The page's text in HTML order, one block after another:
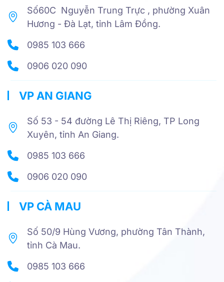
Số60C Nguyễn Trung Trực , phường Xuân
Hương - Đà Lạt, tỉnh Lâm Đồng.
0985 103 666
0906 020 090
VP AN GIANG
Số 53 - 54 đường Lê Thị Riêng, TP Long
Xuyên, tỉnh An Giang.
0985 103 666
0906 020 090
VP CÀ MAU
Số 50/9 Hùng Vương, phường Tân Thành,
tỉnh Cà Mau.
0985 103 666